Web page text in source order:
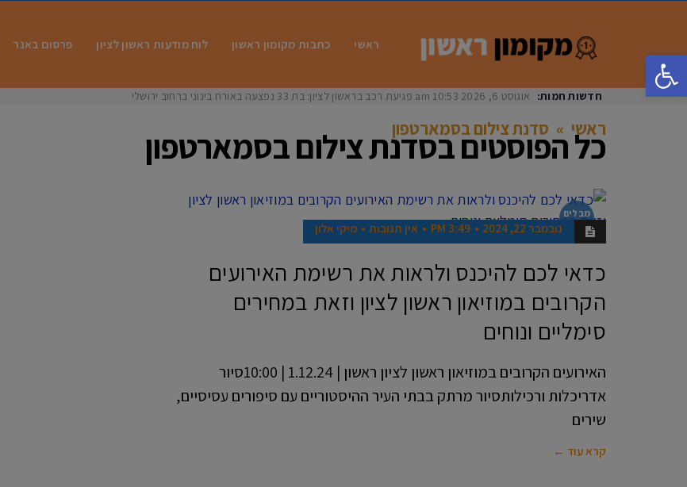
פתח סרגל נגישות
ראשי כתבות מקומון ראשון לוח מודעות ראשון לציון פרסום באנר
חדשות חמות: אוגוסט 6, 2026 10:53 am פגיעת רכב בראשון לציון: בת 33 נפצעה באורח בינוני ברחוב ירושלים
ראשי » סדנת צילום בסמארטפון
כל הפוסטים בסדנת צילום בסמארטפון
מבלים
בראשון נובמבר 22, 2024 3:49 PM אין תגובות מיקי אלון
כדאי לכם להיכנס ולראות את רשימת האירועים
הקרובים במוזיאון ראשון לציון וזאת במחירים
סימליים ונוחים
האירועים הקרובים במוזיאון ראשון לציון ראשון | 1.12.24 | 10:00סיור
אדריכלות ורכילותסיור מרתק בבתי העיר ההיסטוריים עם סיפורים עסיסיים,
שירים
קרא עוד ←